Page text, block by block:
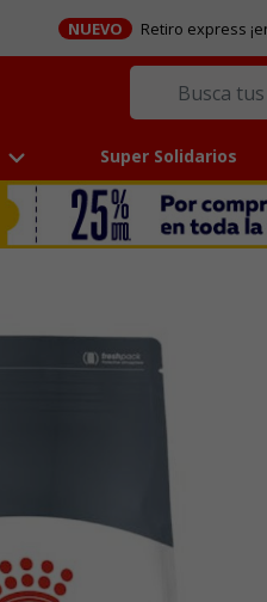
NUEVO Retiro express
Super Solidarios